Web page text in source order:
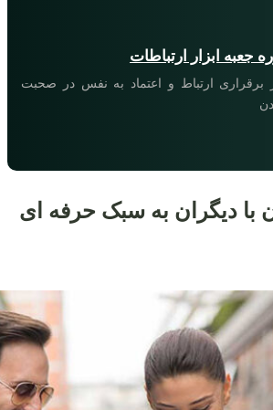
جعبه ابزار ارتباطات
برقراری ارتباط و اعتماد به نفس در صحبت
با دیگران به سبک حرفه ای